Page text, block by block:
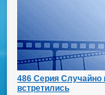
486 Серия Случайно
встретились